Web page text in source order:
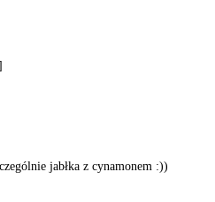
jabłka z cynamonem :))